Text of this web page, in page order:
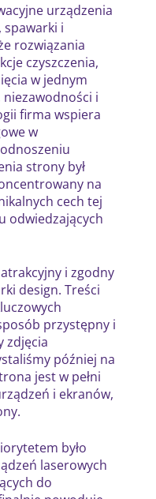
urządzenia
spawarki i
rozwiązania
czyszczenia,
w jednym
i
firma wspiera
w
strony był
na
cech tej
odwiedzających
i zgodny
design. Treści
przystępny i
zdjęcia
później na
jest w pełni
i ekranów,
było
laserowych
do